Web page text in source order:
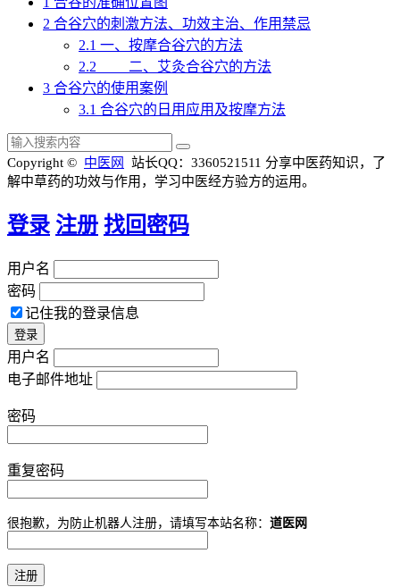
2 合谷穴的刺激方法、功效主治、作用禁忌
2.1 一、按摩合谷穴的方法
2.2 二、艾灸合谷穴的方法
3 合谷穴的使用案例
3.1 合谷穴的日用应用及按摩方法
Copyright © 中医网 站长QQ：3360521511 分享中医药知识，了
解中草药的功效与作用，学习中医经方验方的运用。
登录 注册 找回密码
用户名
密码
记住我的登录信息
用户名
电子邮件地址
密码
重复密码
很抱歉，为防止机器人注册，请填写本站名称： 道医网